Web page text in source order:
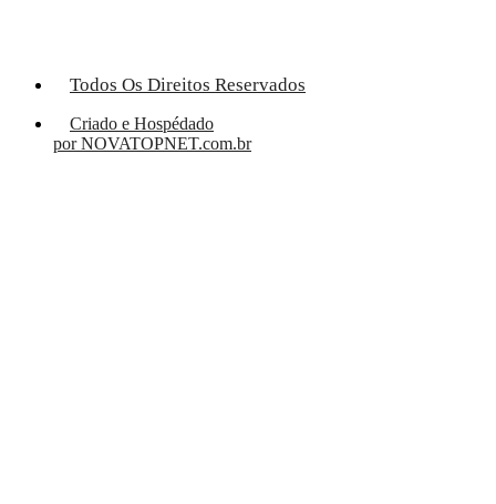
Todos Os Direitos Reservados
Criado e Hospédado
por NOVATOPNET.com.br